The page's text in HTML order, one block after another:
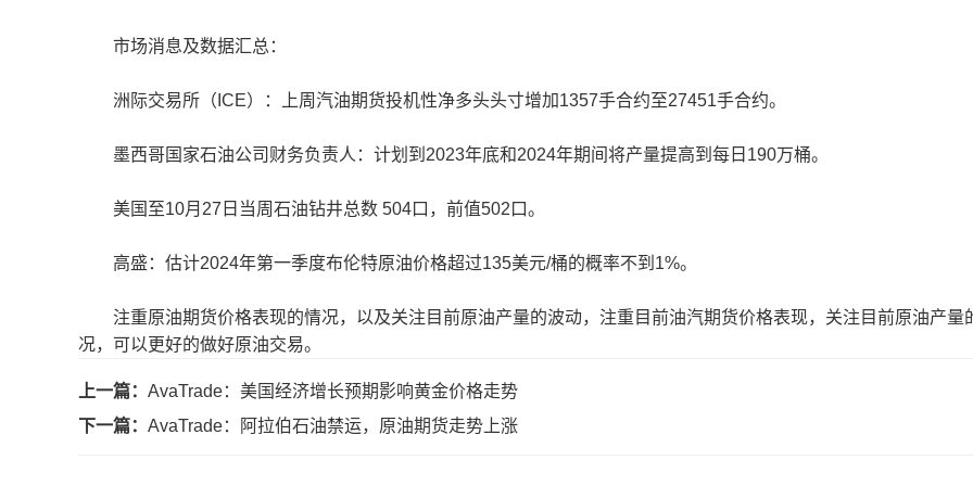
市场消息及数据汇总：
洲际交易所（ICE）：上周汽油期货投机性净多头头寸增加1357手合约至27451手合约。
墨西哥国家石油公司财务负责人：计划到2023年底和2024年期间将产量提高到每日190万桶。
美国至10月27日当周石油钻井总数 504口，前值502口。
高盛：估计2024年第一季度布伦特原油价格超过135美元/桶的概率不到1%。
注重原油期货价格表现的情况，以及关注目前原油产量的波动，注重目前油汽期货价格表现，关注目前原油产量
况，可以更好的做好原油交易。
上一篇： AvaTrade：美国经济增长预期影响黄金价格走势
下一篇： AvaTrade：阿拉伯石油禁运，原油期货走势上涨